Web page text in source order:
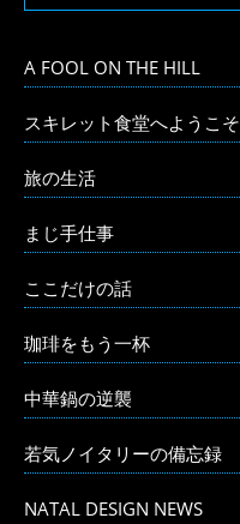
A FOOL ON THE HILL
スキレット食堂へようこそ
旅の生活
まじ手仕事
ここだけの話
珈琲をもう一杯
中華鍋の逆襲
若気ノイタリーの備忘録
NATAL DESIGN NEWS